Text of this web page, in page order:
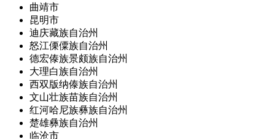
曲靖市
昆明市
迪庆藏族自治州
怒江傈僳族自治州
德宏傣族景颇族自治州
大理白族自治州
西双版纳傣族自治州
文山壮族苗族自治州
红河哈尼族彝族自治州
楚雄彝族自治州
临沧市